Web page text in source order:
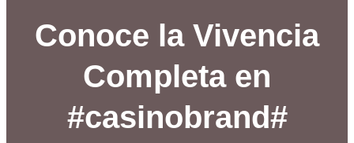
Conoce la Vivencia
Completa en
#casinobrand#